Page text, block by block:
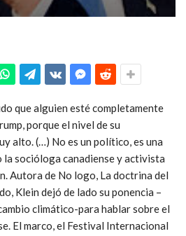
que alguien esté completamente
porque el nivel de su
alto. (…) No es un político, es una
la socióloga canadiense y activista
Autora de No logo, La doctrina del
Klein dejó de lado su ponencia –
climático-para hablar sobre el
El marco, el Festival Internacional